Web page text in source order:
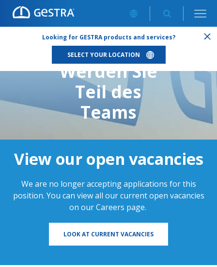
Looking for GESTRA products and services?
SELECT YOUR LOCATION
/ KONSTRUKTEURIN (GN*)
Werden Sie
Teil des
Teams
View our open vacancies
We are no longer accepting applications for this
position. You can view all our current open vacancies
on ourCareers page.
LOOK AT CURRENT VACANCIES